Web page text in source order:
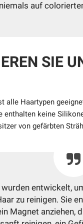
auf
SIE
alle Haartypen
enthalten keine
von gefärbten
entwickelt,
zu reinigen. Sie
Magnet anziehen,